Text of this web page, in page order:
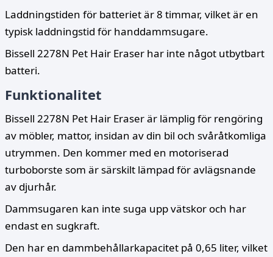
Laddningstiden för batteriet är 8 timmar, vilket är en
typisk laddningstid för handdammsugare.
Bissell 2278N Pet Hair Eraser har inte något utbytbart
batteri.
Funktionalitet
Bissell 2278N Pet Hair Eraser är lämplig för rengöring
av möbler, mattor, insidan av din bil och svåråtkomliga
utrymmen. Den kommer med en motoriserad
turboborste som är särskilt lämpad för avlägsnande
av djurhår.
Dammsugaren kan inte suga upp vätskor och har
endast en sugkraft.
Den har en dammbehållarkapacitet på 0,65 liter, vilket